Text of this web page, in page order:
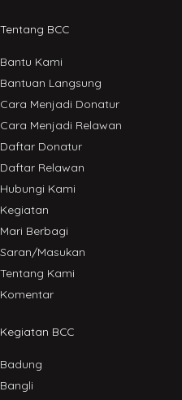
Tentang BCC
Bantu Kami
Bantuan Langsung
Cara Menjadi Donatur
Cara Menjadi Relawan
Daftar Donatur
Daftar Relawan
Hubungi Kami
Kegiatan
Mari Berbagi
Saran/Masukan
Tentang Kami
Komentar
Kegiatan BCC
Badung
Bangli